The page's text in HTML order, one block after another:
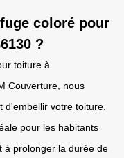
coloré pour
?
toiture à
Couverture, nous
votre toiture.
pour les habitants
à prolonger la durée de